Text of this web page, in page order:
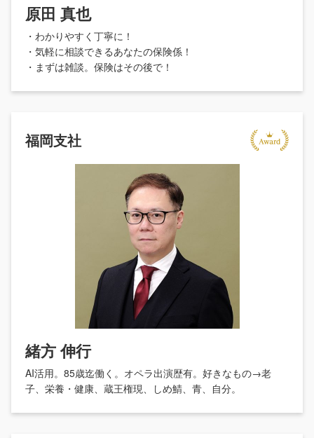
原田 真也
・わかりやすく丁寧に！
・気軽に相談できるあなたの保険係！
・まずは雑談。保険はその後で！
福岡支社
緒方 伸行
AI活用。85歳迄働く。オペラ出演歴有。好きなもの→老
子、栄養・健康、蔵王権現、しめ鯖、青、自分。